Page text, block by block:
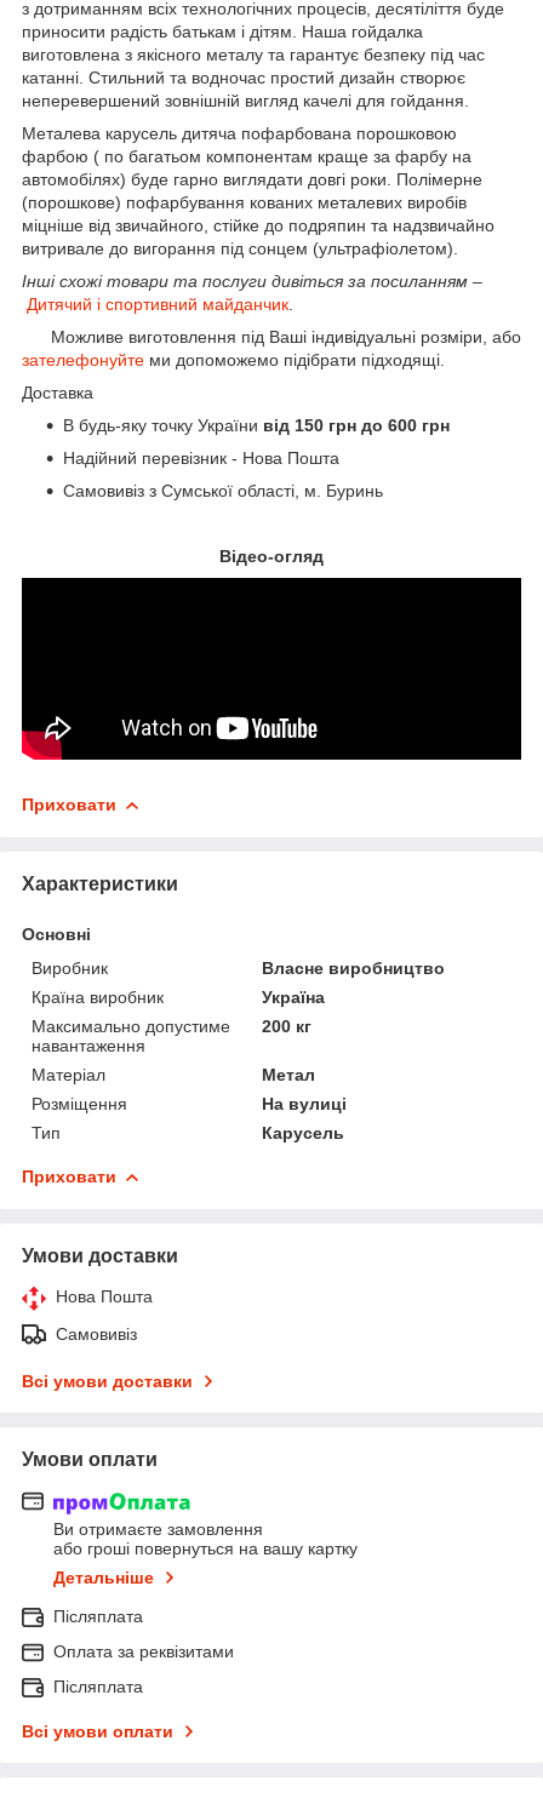
з дотриманням всіх технологічних процесів, десятіліття буде
приносити радість батькам і дітям. Наша гойдалка
виготовлена з якісного металу та гарантує безпеку під час
катанні. Стильний та водночас простий дизайн створює
неперевершений зовнішній вигляд качелі для гойдання.
Металева карусель дитяча пофарбована порошковою
фарбою ( по багатьом компонентам краще за фарбу на
автомобілях) буде гарно виглядати довгі роки. Полімерне
(порошкове) пофарбування кованих металевих виробів
міцніше від звичайного, стійке до подряпин та надзвичайно
витривале до вигорання під сонцем (ультрафіолетом).
Інші схожі товари та послуги дивіться за посиланням –
Дитячий і спортивний майданчик
Можливе виготовлення під Ваші індивідуальні розміри, або
зателефонуйте ми допоможемо підібрати підходящі.
Доставка
В будь-яку точку України від 150 грн до 600 грн
Надійний перевізник - Нова Пошта
Самовивіз з Сумської області, м. Буринь
Відео-огляд
Приховати
Характеристики
Основні
Виробник
Власне виробництво
Країна виробник
Україна
Максимально допустиме
навантаження
200 кг
Матеріал
Метал
Розміщення
На вулиці
Тип
Карусель
Приховати
Умови доставки
Нова Пошта
Самовивіз
Всі умови доставки
Умови оплати
Ви отримаєте замовлення
або гроші повернуться на вашу картку
Детальніше
Післяплата
Оплата за реквізитами
Післяплата
Всі умови оплати